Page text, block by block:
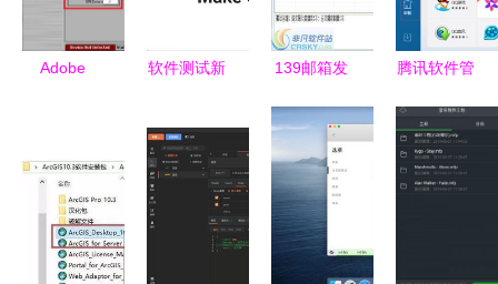
Adobe
件全面介绍
软件测试新
自动化测试
神器
Playwright
入门教程
139邮箱发
面预览与功
能解析
腾讯软件管
介绍